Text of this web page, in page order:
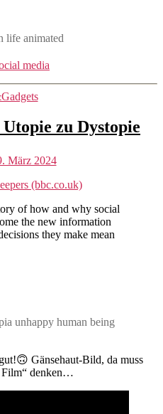
life animated
media
Kategorien
zu Dystopie
März 2024
(bbc.co.uk)
of how and why social
the new information
they make mean
unhappy human being
Gänsehaut-Bild, da muss
Film“ denken…